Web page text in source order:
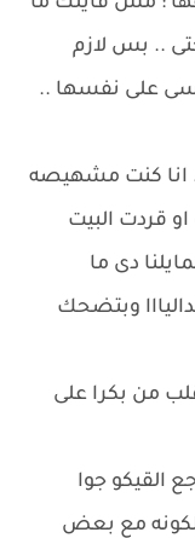
.. بس لازم
على نفسها ..
انا كنت مشهيصه
قردت البيت
دى ما
وبتضحك
من بكرا على
القيكو جوا
مع بعض